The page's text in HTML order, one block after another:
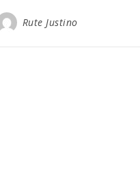
Rute Justino